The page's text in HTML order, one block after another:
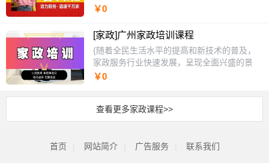
升技能的待业人员、转岗人员及家庭主妇，通
2、学员普遍面临缺乏标准操作技能、薪资议
价能力弱、难以获得稳定客户或高端订单的痛
点，急需通过权威培训实现职业认证与收入跃
升。3、其他适用学员包括计划开办小型家政
工作室的创业者、以及为提升家庭生活品质而
化全真模拟教学”，学员在高度还原的实景样
自选+核心必修”的灵活课程结构，学员可根据
￥0
[家政]广州家政培训课程
{随着全民生活水平的提高和新技术的普及，
家政服务行业快速发展，呈现全面兴盛的景
象。未来三至五年内，家政服务行业将发生巨
分，家政服务行业将迎来大幅发展机遇。家政
服务行业由来已久，从最初的经济领域扩展到
家庭生活的方方面面，为许多人的工作与生活
洁）培训班使用教材1.根据不同级别水平配备
￥0
查看更多家政课程>>
首页 网站简介 广告服务 联系我们